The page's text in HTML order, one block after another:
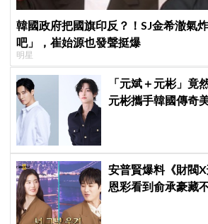
韓國政府把國旗印反？！SJ金希澈氣
吧」，崔始源也發聲挺爆
明星
「元斌＋元彬」竟
元彬攜手韓國傳奇
安普賢爆料《財閥
恩彩看到俞承豪藏